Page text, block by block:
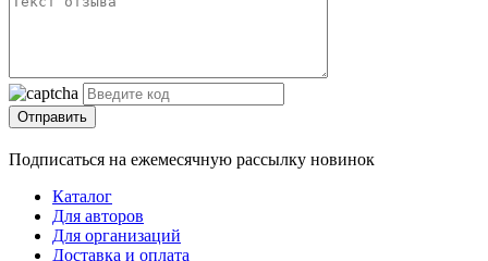
Отправить
Подписаться на ежемесячную рассылку новинок
Каталог
Для авторов
Для организаций
Доставка и оплата